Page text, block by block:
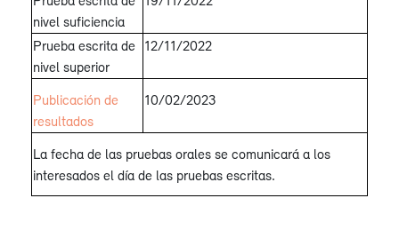
nivel suficiencia
Prueba escrita de
nivel superior
12/11/2022
Publicación de
resultados
10/02/2023
La fecha de las pruebas orales se comunicará a los
interesados ​​el día de las pruebas escritas.